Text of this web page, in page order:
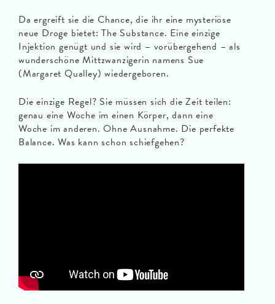
Da ergreift sie die Chance, die ihr eine mysteriöse
neue Droge bietet: The Substance. Eine einzige
Injektion genügt und sie wird – vorübergehend – als
wunderschöne Mittzwanzigerin namens Sue
(Margaret Qualley) wiedergeboren.
Die einzige Regel? Sie müssen sich die Zeit teilen:
genau eine Woche im einen Körper, dann eine
Woche im anderen. Ohne Ausnahme. Die perfekte
Balance. Was kann schon schiefgehen?